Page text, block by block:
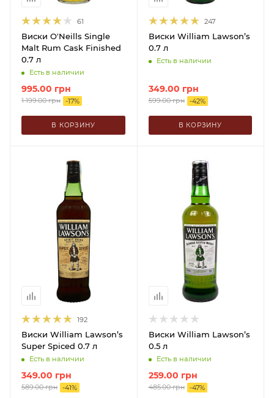
61
Виски O'Neills Single
Malt Rum Cask Finished
0.7 л
Есть в наличии
995.00 грн
1 199.00грн -17%
В КОРЗИНУ
247
Виски William Lawson’s
0.7 л
Есть в наличии
349.00 грн
599.00грн -42%
В КОРЗИНУ
192
Виски William Lawson’s
Super Spiced 0.7 л
Есть в наличии
349.00 грн
589.00грн -41%
Виски William Lawson’s
0.5 л
Есть в наличии
259.00 грн
485.00грн -47%